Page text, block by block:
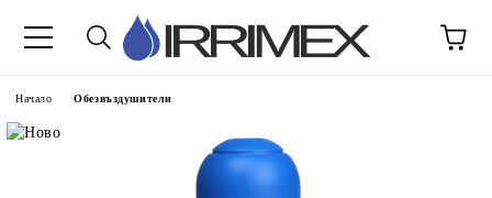
Начало Обезвъздушители